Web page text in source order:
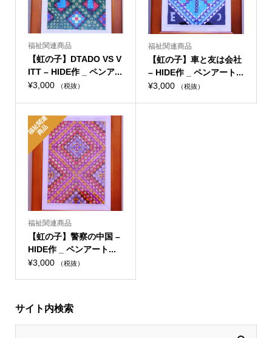
福祉関連商品
【虹の子】DTADO VS V
ITT – HIDE作 _ ペンア...
¥3,000 （税抜）
福祉関連商品
【虹の子】車と友は会社
– HIDE作 _ ペンアート...
¥3,000 （税抜）
福
祉
関
連
商
品
福祉関連商品
【虹の子】警察の中国 –
HIDE作 _ ペンアート...
¥3,000 （税抜）
サイト内検索